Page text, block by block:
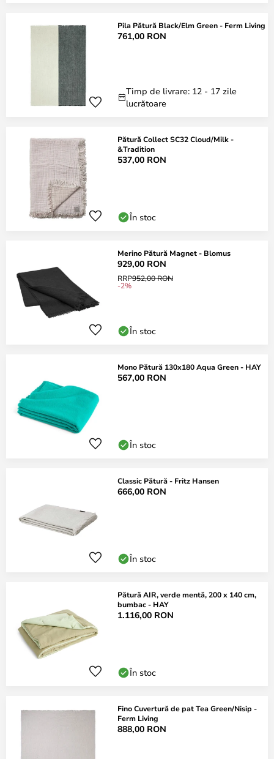
Pila Pătură Black/Elm Green - Ferm Living
761,00 RON
Timp de livrare: 12 - 17 zile
lucrătoare
Pătură Collect SC32 Cloud/Milk -
&Tradition
537,00 RON
În stoc
Merino Pătură Magnet - Blomus
929,00 RON
RRP952,00 RON
-2%
În stoc
Mono Pătură 130x180 Aqua Green - HAY
567,00 RON
În stoc
Classic Pătură - Fritz Hansen
666,00 RON
În stoc
Pătură AIR, verde mentă, 200 x 140 cm,
bumbac - HAY
1.116,00 RON
În stoc
Fino Cuvertură de pat Tea Green/Nisip -
Ferm Living
888,00 RON